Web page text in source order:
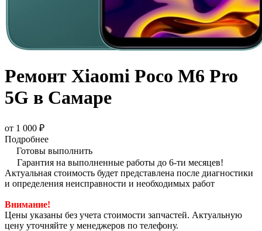
Ремонт Xiaomi Poco M6 Pro
5G в Самаре
от 1 000 ₽
Подробнее
Готовы выполнить
Гарантия на выполненные работы до 6-ти месяцев!
Актуальная стоимость будет представлена после диагностики
и определения неисправности и необходимых работ
Внимание!
Цены указаны без учета стоимости запчастей. Актуальную
цену уточняйте у менеджеров по телефону.